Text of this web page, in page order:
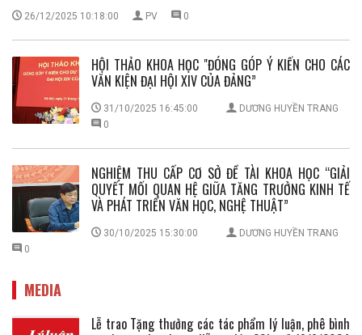
26/12/2025 10:18:00 PV 0
HỘI THẢO KHOA HỌC "ĐÓNG GÓP Ý KIẾN CHO CÁC
VĂN KIỆN ĐẠI HỘI XIV CỦA ĐẢNG”
31/10/2025 16:45:00
DƯƠNG HUYỀN TRANG
0
NGHIỆM THU CẤP CƠ SỞ ĐỀ TÀI KHOA HỌC “GIẢI
QUYẾT MỐI QUAN HỆ GIỮA TĂNG TRƯỞNG KINH TẾ
VÀ PHÁT TRIỂN VĂN HỌC, NGHỆ THUẬT”
30/10/2025 15:30:00
DƯƠNG HUYỀN TRANG
0
MEDIA
Lễ trao Tặng thưởng các tác phẩm lý luận, phê bình